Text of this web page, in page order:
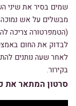
שמים בסיר את שיני
מבשלים על אש
לבדוק את החום
לאחר שעה נותנים
בקירור.
סרטון המתאר את